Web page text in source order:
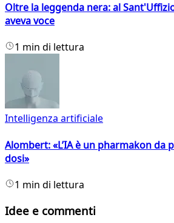
Oltre la leggenda nera: al
aveva voce
1 min di lettura
Intelligenza artificiale
Alombert: «L’IA è un pharmakon da
dosi»
1 min di lettura
Idee e commenti